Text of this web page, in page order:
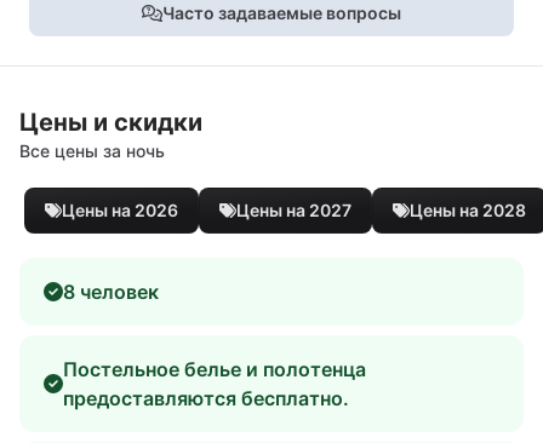
Часто задаваемые вопросы
Цены и скидки
Все цены за ночь
Цены на 2026 Цены на 2027 Цены на 2028
8 человек
Постельное белье и полотенца
предоставляются бесплатно.